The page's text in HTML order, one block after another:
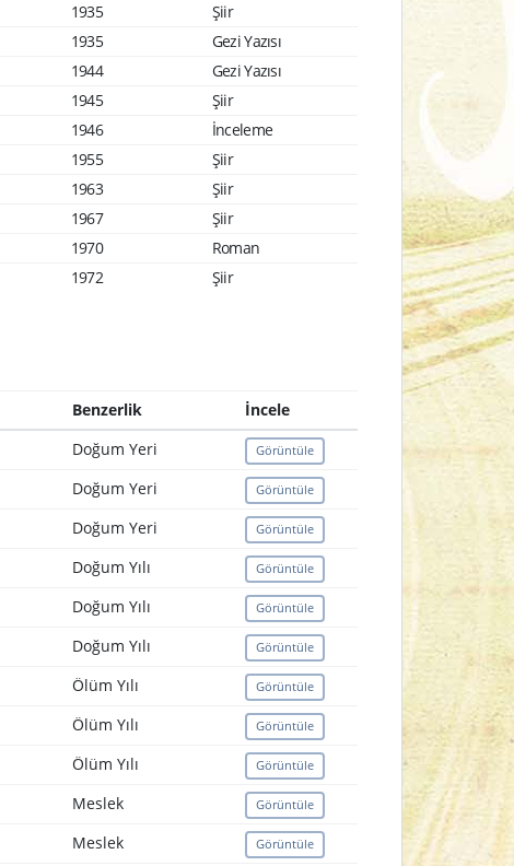
1935
Şiir
1935
Gezi Yazısı
1944
Gezi Yazısı
1945
Şiir
1946
İnceleme
1955
Şiir
1963
Şiir
1967
Şiir
1970
Roman
1972 Şiir
Benzerlik
İncele
Doğum Yeri Görüntüle
Doğum Yeri Görüntüle
Doğum Yeri Görüntüle
Doğum Yılı Görüntüle
Doğum Yılı Görüntüle
Doğum Yılı Görüntüle
Ölüm Yılı Görüntüle
Ölüm Yılı Görüntüle
Ölüm Yılı Görüntüle
Meslek Görüntüle
Meslek Görüntüle